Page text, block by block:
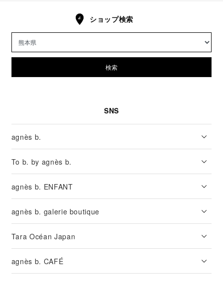
ショップ検索
検索
SNS
agnès b.
To b. by agnès b.
agnès b. ENFANT
agnès b. galerie boutique
Tara Océan Japan
agnès b. CAFÉ